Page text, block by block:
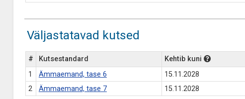
Väljastatavad kutsed
# Kutsestandard Kehtib kuni
1
Ämmaemand, tase 6 15.11.2028
2
Ämmaemand, tase 7 15.11.2028